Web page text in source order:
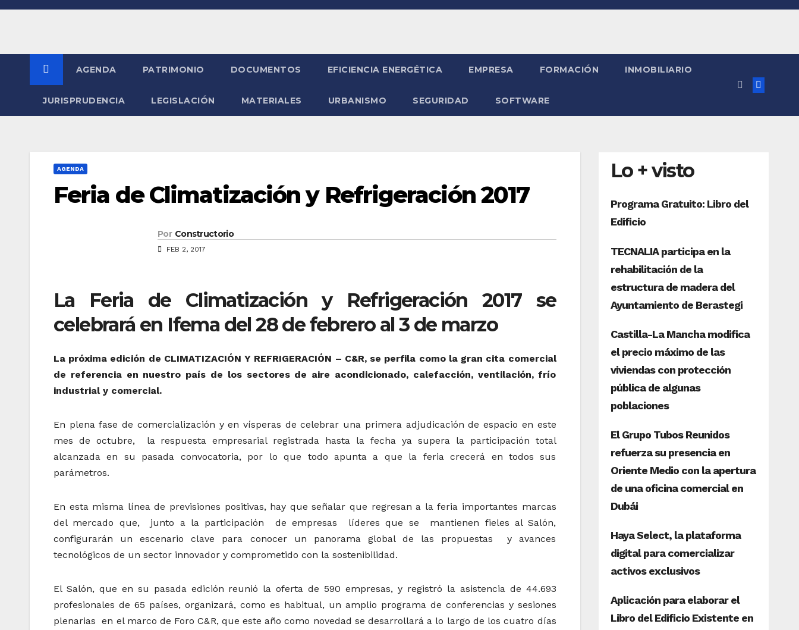
Saltar
AGENDA PATRIMONIO DOCUMENTOS EFICIENCIA ENERGÉTICA EMPRESA FORMACIÓN INMOBILIARIO
JURISPRUDENCIA LEGISLACIÓN MATERIALES URBANISMO SEGURIDAD SOFTWARE
AGENDA
Feria de Climatización y Refrigeración 2017
Por Constructorio
FEB 2, 2017
La Feria de Climatización y Refrigeración 2017 se
celebrará en Ifema del 28 de febrero al 3 de marzo
La próxima edición de CLIMATIZACIÓN Y REFRIGERACIÓN – C&R, se perfila como la gran cita comercial
de referencia en nuestro país de los sectores de aire acondicionado, calefacción, ventilación, frío
industrial y comercial.
En plena fase de comercialización y en vísperas de celebrar una primera adjudicación de espacio en este
mes de octubre, la respuesta empresarial registrada hasta la fecha ya supera la participación total
alcanzada en su pasada convocatoria, por lo que todo apunta a que la feria crecerá en todos sus
parámetros.
En esta misma línea de previsiones positivas, hay que señalar que regresan a la feria importantes marcas
del mercado que, junto a la participación de empresas líderes que se mantienen fieles al Salón,
configurarán un escenario clave para conocer un panorama global de las propuestas y avances
tecnológicos de un sector innovador y comprometido con la sostenibilidad.
El Salón, que en su pasada edición reunió la oferta de 590 empresas, y registró la asistencia de 44.693
profesionales de 65 países, organizará, como es habitual, un amplio programa de conferencias y sesiones
plenarias en el marco de Foro C&R, que este año como novedad se desarrollará a lo largo de los cuatro días
Lo + visto